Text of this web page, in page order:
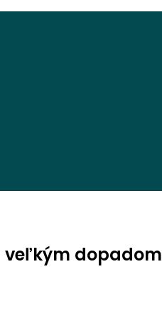
veľkým dopadom